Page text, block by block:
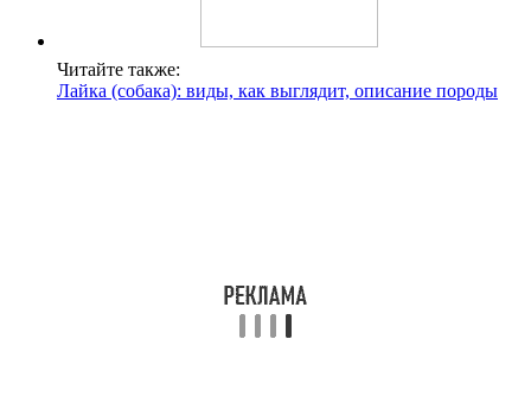
Читайте также:
Лайка (собака): виды, как выглядит, описание породы